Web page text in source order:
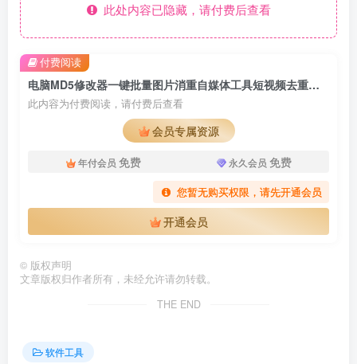
此处内容已隐藏，请付费后查看
电脑MD5修改器一键批量图片消重自媒体工具短视频去重复查重软件
此内容为付费阅读，请付费后查看
会员专属资源
年付会员 免费 永久会员 免费
您暂无购买权限，请先开通会员
开通会员
付费阅读
© 版权声明
文章版权归作者所有，未经允许请勿转载。
THE END
软件工具